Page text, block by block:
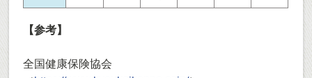
【参考】
全国健康保険協会